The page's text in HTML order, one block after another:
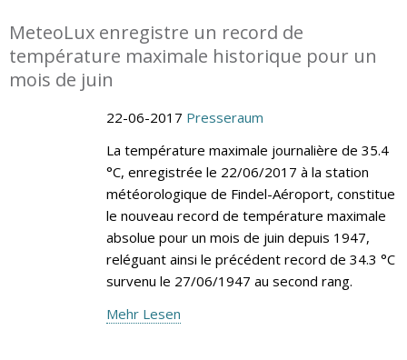
MeteoLux enregistre un record de
température maximale historique pour un
mois de juin
22-06-2017 Presseraum
La température maximale journalière de 35.4
°C, enregistrée le 22/06/2017 à la station
météorologique de Findel-Aéroport, constitue
le nouveau record de température maximale
absolue pour un mois de juin depuis 1947,
reléguant ainsi le précédent record de 34.3 °C
survenu le 27/06/1947 au second rang.
Mehr Lesen